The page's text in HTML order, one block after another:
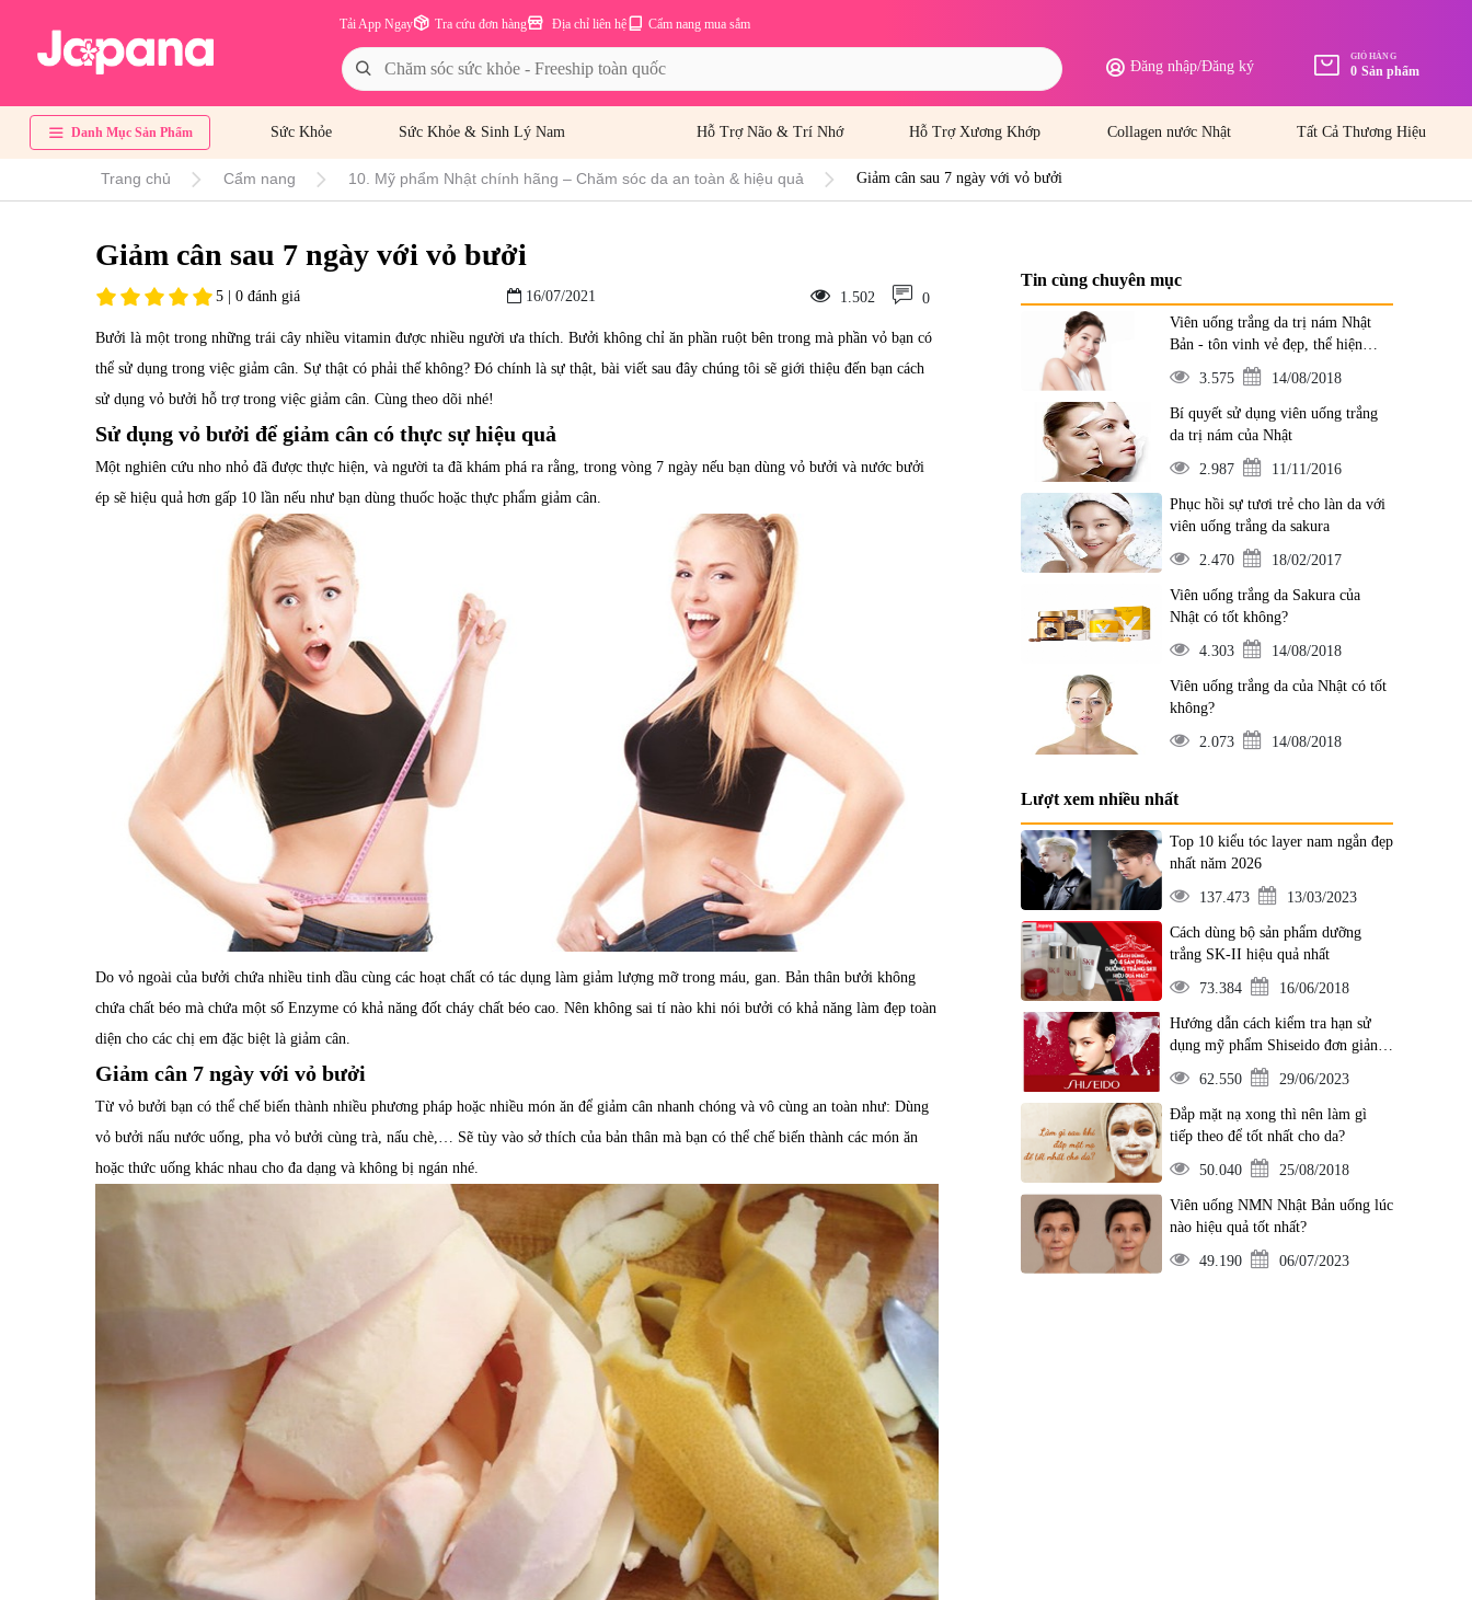
Cẩm nang mua sắm
Địa chỉ liên hệ
Tra cứu đơn hàng
Tải App Ngay
Đăng nhập/Đăng ký
GIỎ HÀNG
0 Sản phẩm
Danh Mục Sản Phẩm Sức Khỏe Sức Khỏe & Sinh Lý Nam Hỗ Trợ Não & Trí Nhớ Hỗ Trợ Xương Khớp Collagen nước Nhật Tất Cả Thương Hiệu
Trang chủ Cẩm nang 10. Mỹ phẩm Nhật chính hãng – Chăm sóc da an toàn & hiệu quả Giảm cân sau 7 ngày với vỏ bưởi
Giảm cân sau 7 ngày với vỏ bưởi
5 | 0 đánh giá 16/07/2021 1.502 0
Bưởi là một trong những trái cây nhiều vitamin được nhiều người ưa thích. Bưởi không chỉ ăn phần ruột bên trong mà phần vỏ bạn có
thể sử dụng trong việc giảm cân. Sự thật có phải thế không? Đó chính là sự thật, bài viết sau đây chúng tôi sẽ giới thiệu đến bạn cách
sử dụng vỏ bưởi hỗ trợ trong việc giảm cân. Cùng theo dõi nhé!
Sử dụng vỏ bưởi để giảm cân có thực sự hiệu quả
Một nghiên cứu nho nhỏ đã được thực hiện, và người ta đã khám phá ra rằng, trong vòng 7 ngày nếu bạn dùng vỏ bưởi và nước bưởi
ép sẽ hiệu quả hơn gấp 10 lần nếu như bạn dùng thuốc hoặc thực phẩm giảm cân.
Do vỏ ngoài của bưởi chứa nhiều tinh dầu cùng các hoạt chất có tác dụng làm giảm lượng mỡ trong máu, gan. Bản thân bưởi không
chứa chất béo mà chứa một số Enzyme có khả năng đốt cháy chất béo cao. Nên không sai tí nào khi nói bưởi có khả năng làm đẹp toàn
diện cho các chị em đặc biệt là giảm cân.
Giảm cân 7 ngày với vỏ bưởi
Từ vỏ bưởi bạn có thể chế biến thành nhiều phương pháp hoặc nhiều món ăn để giảm cân nhanh chóng và vô cùng an toàn như: Dùng
vỏ bưởi nấu nước uống, pha vỏ bưởi cùng trà, nấu chè,… Sẽ tùy vào sở thích của bản thân mà bạn có thể chế biến thành các món ăn
hoặc thức uống khác nhau cho đa dạng và không bị ngán nhé.
Tin cùng chuyên mục
Viên uống trắng da trị nám Nhật
Bản - tôn vinh vẻ đẹp, thể hiện
đẳng cấp
3.575 14/08/2018
Bí quyết sử dụng viên uống trắng
da trị nám của Nhật
2.987 11/11/2016
Phục hồi sự tươi trẻ cho làn da với
viên uống trắng da sakura
2.470 18/02/2017
Viên uống trắng da Sakura của
Nhật có tốt không?
4.303 14/08/2018
Viên uống trắng da của Nhật có tốt
không?
2.073 14/08/2018
Lượt xem nhiều nhất
Top 10 kiểu tóc layer nam ngắn đẹp
nhất năm 2026
137.473 13/03/2023
Cách dùng bộ sản phẩm dưỡng
trắng SK-II hiệu quả nhất
73.384 16/06/2018
Hướng dẫn cách kiểm tra hạn sử
dụng mỹ phẩm Shiseido đơn giản
nhất
62.550 29/06/2023
Đắp mặt nạ xong thì nên làm gì
tiếp theo để tốt nhất cho da?
50.040 25/08/2018
Viên uống NMN Nhật Bản uống lúc
nào hiệu quả tốt nhất?
49.190 06/07/2023